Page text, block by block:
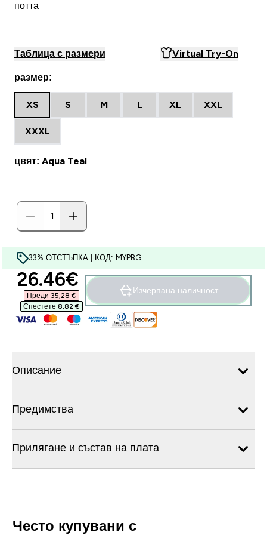
потта
Таблица с размери Virtual Try-On
размер:
XS S M L XL XXL
XXXL
цвят: Aqua Teal
33% ОТСТЪПКА | КОД: MYPBG
discounted price
26.46€‎
Преди 35,28 €‎
Спестете 8,82 €‎
Изчерпана наличност
Описание
Предимства
Прилягане и състав на плата
Често купувани с